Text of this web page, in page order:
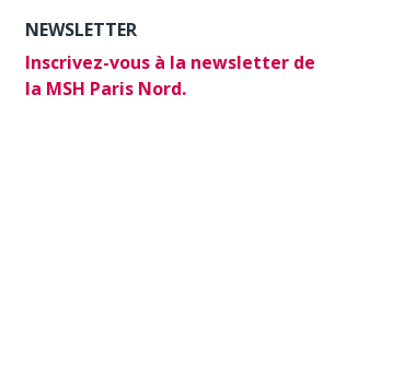
NEWSLETTER
Inscrivez-vous à la newsletter de
la MSH Paris Nord.